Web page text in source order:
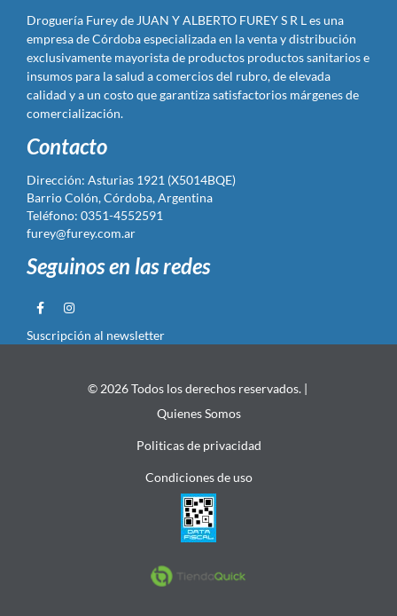
Droguería Furey de JUAN Y ALBERTO FUREY S R L es una
empresa de Córdoba especializada en la venta y distribución
exclusivamente mayorista de productos productos sanitarios e
insumos para la salud a comercios del rubro, de elevada
calidad y a un costo que garantiza satisfactorios márgenes de
comercialización.
Contacto
Dirección: Asturias 1921 (X5014BQE)
Barrio Colón, Córdoba, Argentina
Teléfono: 0351-4552591
furey@furey.com.ar
Seguinos en las redes
Suscripción al newsletter
© 2026 Todos los derechos reservados. |
Quienes Somos
Politicas de privacidad
Condiciones de uso